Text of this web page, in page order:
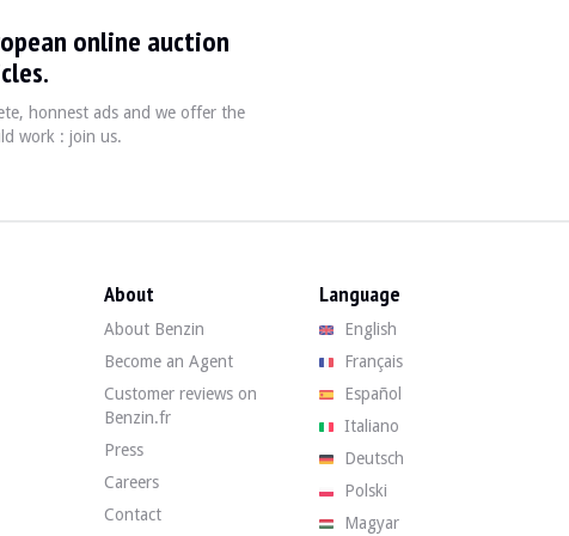
produite entre 1966 et 1976, reconnue pour son design
de vérifier l'état de la carrosserie pour des signes de rouille, car la
Find your used BMW 2000 / 2002 on Benzin at the best price by buying
online auction
honnest ads and we offer the
work : join us.
About
About Benzin
Become an Agent
Customer reviews on
Benzin.fr
Press
Careers
Contact
Language
English
Français
Español
Italiano
Deutsch
Polski
Magyar